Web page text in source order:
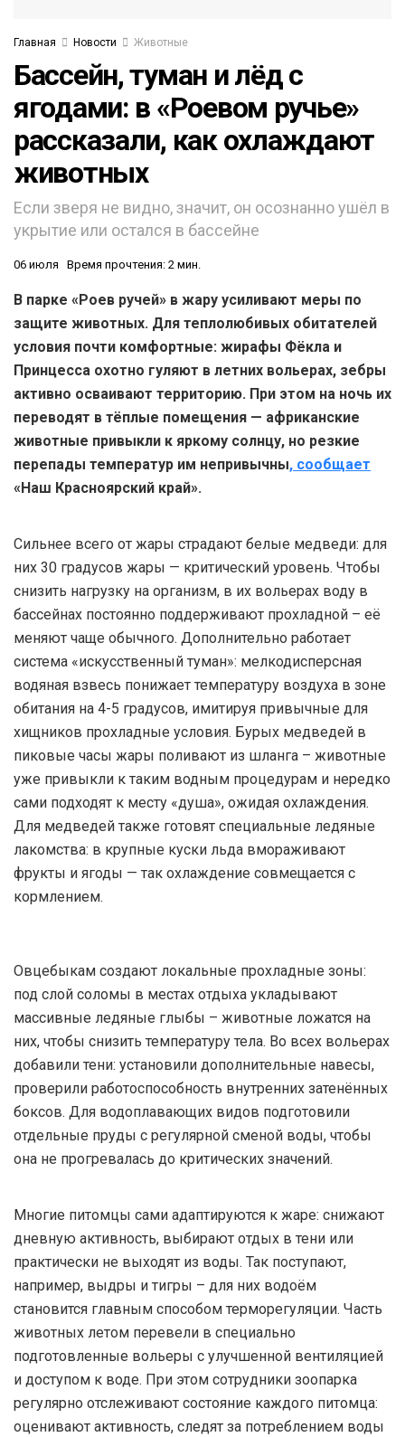
Главная Новости Животные
Бассейн, туман и лёд с
ягодами: в «Роевом ручье»
рассказали, как охлаждают
животных
Если зверя не видно, значит, он осознанно ушёл в
укрытие или остался в бассейне
06 июля Время прочтения: 2 мин.
В парке «Роев ручей» в жару усиливают меры по
защите животных. Для теплолюбивых обитателей
условия почти комфортные: жирафы Фёкла и
Принцесса охотно гуляют в летних вольерах, зебры
активно осваивают территорию. При этом на ночь их
переводят в тёплые помещения — африканские
животные привыкли к яркому солнцу, но резкие
перепады температур им непривычны, сообщает
«Наш Красноярский край».
Сильнее всего от жары страдают белые медведи: для
них 30 градусов жары — критический уровень. Чтобы
снизить нагрузку на организм, в их вольерах воду в
бассейнах постоянно поддерживают прохладной – её
меняют чаще обычного. Дополнительно работает
система «искусственный туман»: мелкодисперсная
водяная взвесь понижает температуру воздуха в зоне
обитания на 4-5 градусов, имитируя привычные для
хищников прохладные условия. Бурых медведей в
пиковые часы жары поливают из шланга – животные
уже привыкли к таким водным процедурам и нередко
сами подходят к месту «душа», ожидая охлаждения.
Для медведей также готовят специальные ледяные
лакомства: в крупные куски льда вмораживают
фрукты и ягоды — так охлаждение совмещается с
кормлением.
Овцебыкам создают локальные прохладные зоны:
под слой соломы в местах отдыха укладывают
массивные ледяные глыбы – животные ложатся на
них, чтобы снизить температуру тела. Во всех вольерах
добавили тени: установили дополнительные навесы,
проверили работоспособность внутренних затенённых
боксов. Для водоплавающих видов подготовили
отдельные пруды с регулярной сменой воды, чтобы
она не прогревалась до критических значений.
Многие питомцы сами адаптируются к жаре: снижают
дневную активность, выбирают отдых в тени или
практически не выходят из воды. Так поступают,
например, выдры и тигры – для них водоём
становится главным способом терморегуляции. Часть
животных летом перевели в специально
подготовленные вольеры с улучшенной вентиляцией
и доступом к воде. При этом сотрудники зоопарка
регулярно отслеживают состояние каждого питомца:
оценивают активность, следят за потреблением воды